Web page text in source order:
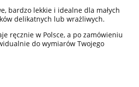
bardzo lekkie i idealne dla małych
delikatnych lub wrażliwych.
ręcznie w Polsce, a po zamówieniu
do wymiarów Twojego